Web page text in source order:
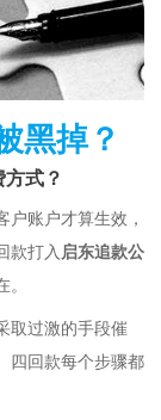
黑掉？
式？
账户才算生效，
款打入 启东追款公
取过激的手段催
四回款每个步骤都